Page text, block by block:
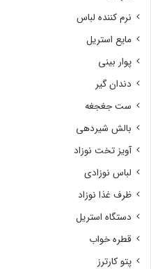
نرم کننده لباس
مایع استریل
پوار بینی
دندان گیر
ست جغجغه
بالش شیردهی
آویز تخت نوزاد
لباس نوزادی
ظرف غذا نوزاد
دستگاه استریل
قطره خواب
پتو کارترز